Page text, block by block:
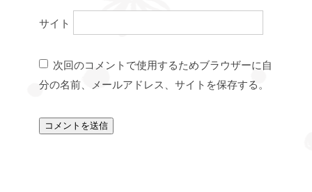
サイト
次回のコメントで使用するためブラウザーに自
分の名前、メールアドレス、サイトを保存する。